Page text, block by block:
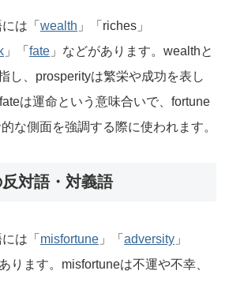
は「 wealth 」「riches」
」「 fate 」などがあります。wealthと
し、prosperityは繁栄や成功を表し
は運命という意味合いで、fortune
な側面を強調する際に使われます。
対語・対義語
は「 misfortune 」「 adversity 」
ります。misfortuneは不運や不幸、